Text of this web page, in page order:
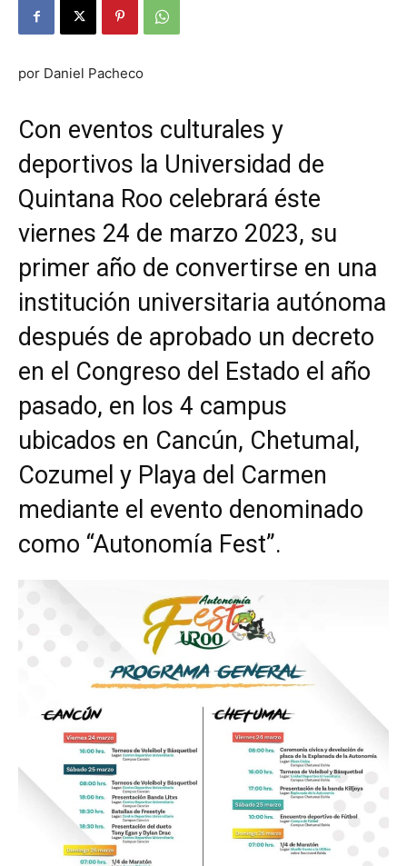
por Daniel Pacheco
Con eventos culturales y
deportivos la Universidad de
Quintana Roo celebrará éste
viernes 24 de marzo 2023, su
primer año de convertirse en una
institución universitaria autónoma
después de aprobado un decreto
en el Congreso del Estado el año
pasado, en los 4 campus
ubicados en Cancún, Chetumal,
Cozumel y Playa del Carmen
mediante el evento denominado
como “Autonomía Fest”.